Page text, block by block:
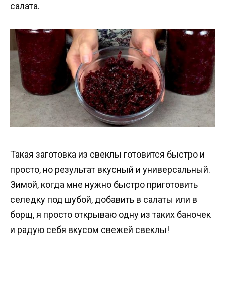
салата.
Такая заготовка из свеклы готовится быстро и
просто, но результат вкусный и универсальный.
Зимой, когда мне нужно быстро приготовить
селедку под шубой, добавить в салаты или в
борщ, я просто открываю одну из таких баночек
и радую себя вкусом свежей свеклы!